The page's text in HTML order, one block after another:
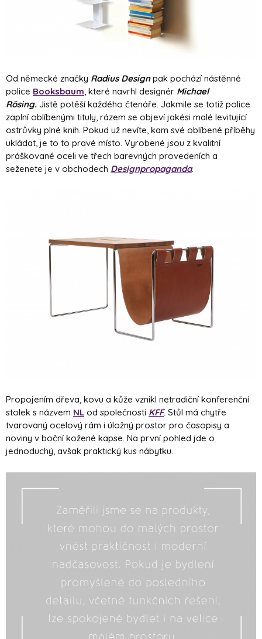
Od německé značky Radius Designpak pochází nástěnné
police Booksbaum, které navrhl designér Michael
Rösing. Jistě potěší každého čtenáře. Jakmile se totiž police
zaplní oblíbenými tituly, rázem se objeví jakési malé levitující
ostrůvky plné knih. Pokud už nevíte, kam své oblíbené příběhy
ukládat, je to to pravé místo. Vyrobené jsou z kvalitní
práškované oceli ve třech barevných provedeních a
seženete je v obchodech Designpropaganda.
Propojením dřeva, kovu a kůže vznikl netradiční konferenční
stolek s názvem NL od společnosti KFF. Stůl má chytře
tvarovaný ocelový rám i úložný prostor pro časopisy a
noviny v boční kožené kapse. Na první pohled jde o
jednoduchý, avšak praktický kus nábytku.